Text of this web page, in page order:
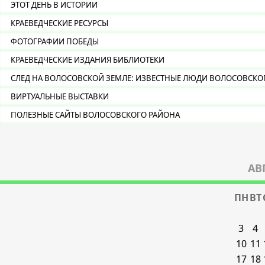
ЭТОТ ДЕНЬ В ИСТОРИИ
КРАЕВЕДЧЕСКИЕ РЕСУРСЫ
ФОТОГРАФИИ ПОБЕДЫ
КРАЕВЕДЧЕСКИЕ ИЗДАНИЯ БИБЛИОТЕКИ
СЛЕД НА ВОЛОСОВСКОЙ ЗЕМЛЕ: ИЗВЕСТНЫЕ ЛЮДИ
ВИРТУАЛЬНЫЕ ВЫСТАВКИ
ПОЛЕЗНЫЕ САЙТЫ ВОЛОСОВСКОГО РАЙОНА
ПНВТ
3
4
10 11
17 18